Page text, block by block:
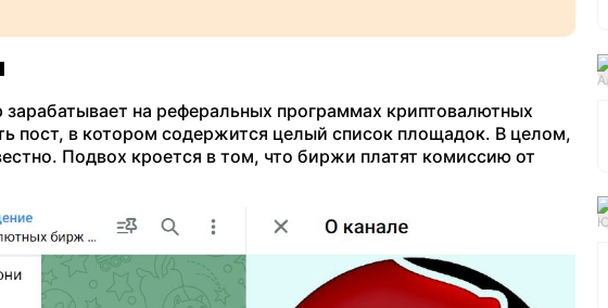
на реферальных программах криптовалютных
пост, в котором содержится целый список площадок. В целом,
Подвох кроется в том, что биржи платят комиссию от